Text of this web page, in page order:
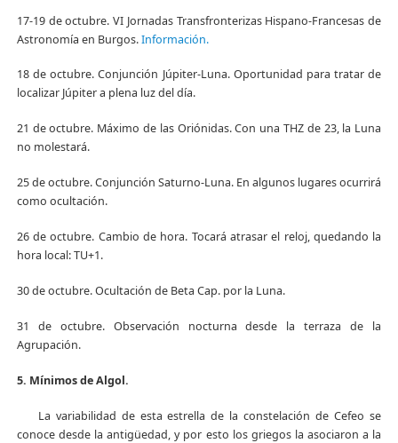
17-19 de octubre. VI Jornadas Transfronterizas Hispano-Francesas de
Astronomía en Burgos.Información.
18 de octubre. Conjunción Júpiter-Luna. Oportunidad para tratar de
localizar Júpiter a plena luz del día.
21 de octubre. Máximo de las Oriónidas. Con una THZ de 23, la Luna
no molestará.
25 de octubre. Conjunción Saturno-Luna. En algunos lugares ocurrirá
como ocultación.
26 de octubre. Cambio de hora. Tocará atrasar el reloj, quedando la
hora local: TU+1.
30 de octubre. Ocultación de Beta Cap. por la Luna.
31 de octubre. Observación nocturna desde la terraza de la
Agrupación.
5. Mínimos de Algol.
La variabilidad de esta estrella de la constelación de Cefeo se
conoce desde la antigüedad, y por esto los griegos la asociaron a la